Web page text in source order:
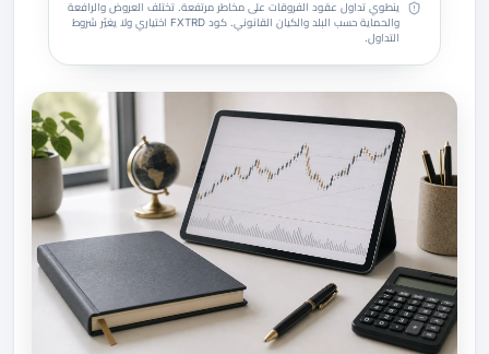
ينطوي تداول عقود الفروقات على مخاطر مرتفعة. تختلف العروض والرافعة
والحماية حسب البلد والكيان القانوني. كود FXTRD اختياري ولا يغيّر شروط
التداول.